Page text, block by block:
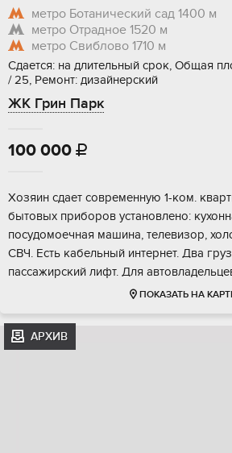
метро Ботанический сад 1400 м
метро Отрадное 1520 м
метро Свиблово 1710 м
Сдается: на длительный срок, Общая
/ 25, Ремонт: дизайнерский
ЖК Грин Парк
100 000 
Хозяин сдает современную 1-ком.
бытовых приборов установлено:
посудомоечная машина, телевизор,
СВЧ. Есть кабельный интернет. Два
пассажирский лифт. Для
ПОКАЗАТЬ НА
АРХИВ